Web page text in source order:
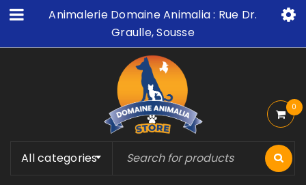
Animalerie Domaine Animalia : Rue Dr.
Graulle, Sousse
All categories
0